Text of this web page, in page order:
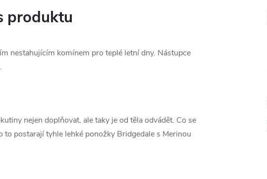
produktu
nestahujícím komínem pro teplé letní dny. Nástupce
nejen doplňovat, ale taky je od těla odvádět. Co se
to postarají tyhle lehké ponožky Bridgedale s Merinou